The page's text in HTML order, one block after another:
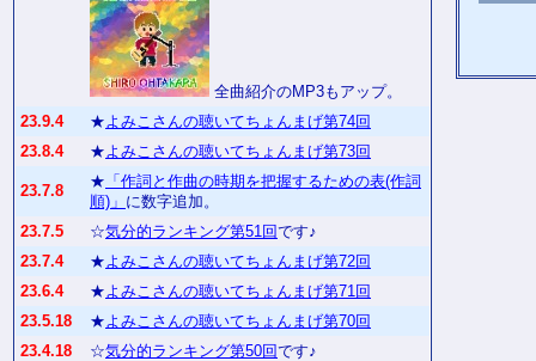
全曲紹介のMP3もアップ。
23.9.4
★よみこさんの聴いてちょんまげ第74回
23.8.4
★よみこさんの聴いてちょんまげ第73回
23.7.8
★ 「作詞と作曲の時期を把握するための表(作詞
順)」 に数字追加。
23.7.5
☆気分的ランキング第51回です♪
23.7.4
★よみこさんの聴いてちょんまげ第72回
23.6.4
★よみこさんの聴いてちょんまげ第71回
23.5.18
★よみこさんの聴いてちょんまげ第70回
23.4.18
☆気分的ランキング第50回です♪